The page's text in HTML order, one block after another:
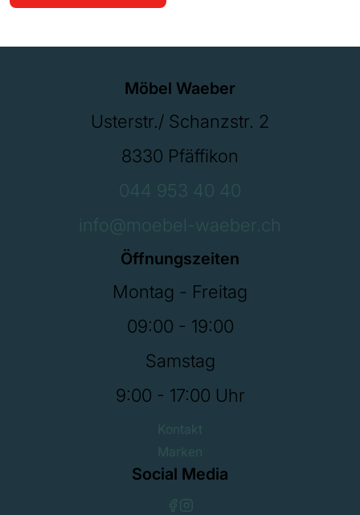
Möbel Waeber
Usterstr./ Schanzstr. 2
8330 Pfäffikon
044 953 40 40
info@moebel-waeber.ch
Öffnungszeiten
Montag - Freitag
09:00 - 19:00
Samstag
9:00 - 17:00 Uhr
Kontakt
Marken
Social Media